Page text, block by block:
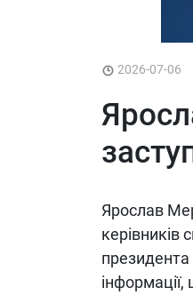
2026-07-06
Ярослав
керівників
президента